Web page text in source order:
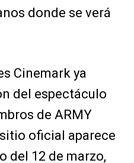
donde se verá
Cinemark ya
del espectáculo
de ARMY
oficial aparece
del 12 de marzo,